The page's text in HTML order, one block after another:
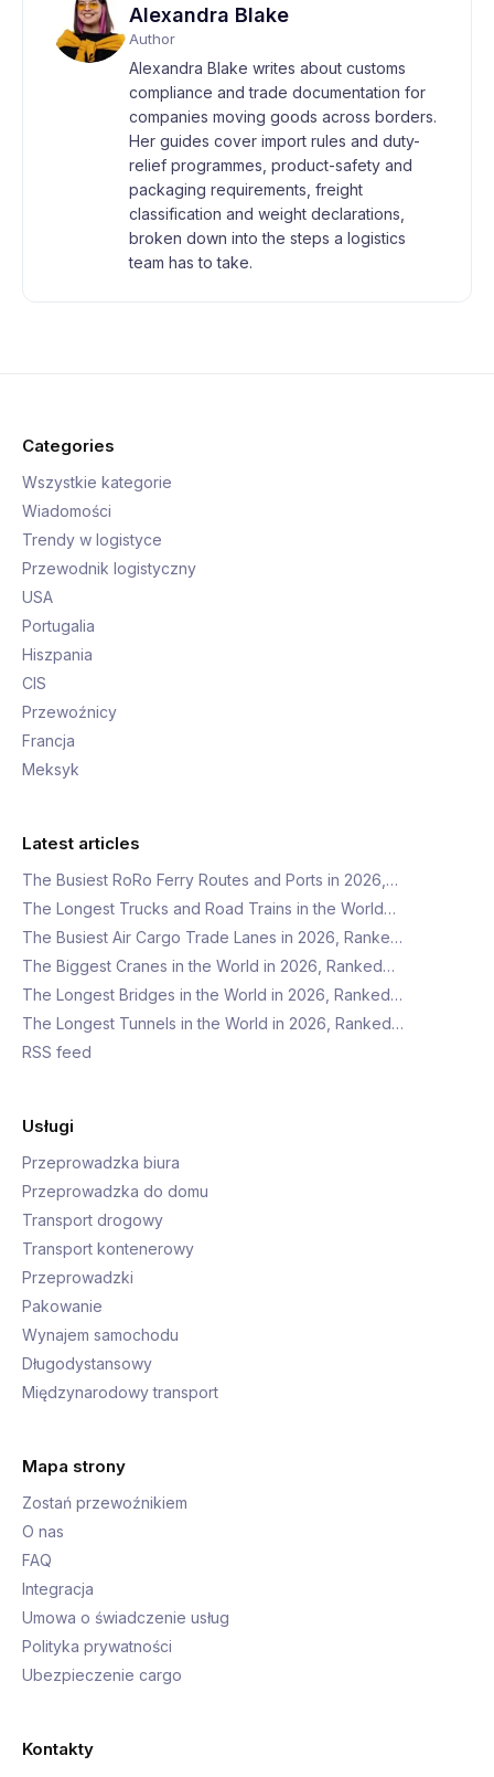
Alexandra Blake
Author
Alexandra Blake writes about customs
compliance and trade documentation for
companies moving goods across borders.
Her guides cover import rules and duty-
relief programmes, product-safety and
packaging requirements, freight
classification and weight declarations,
broken down into the steps a logistics
team has to take.
Categories
Wszystkie kategorie
Wiadomości
Trendy w logistyce
Przewodnik logistyczny
USA
Portugalia
Hiszpania
CIS
Przewoźnicy
Francja
Meksyk
Latest articles
The Busiest RoRo Ferry Routes and Ports in 2026,…
The Longest Trucks and Road Trains in the World…
The Busiest Air Cargo Trade Lanes in 2026, Ranke…
The Biggest Cranes in the World in 2026, Ranked…
The Longest Bridges in the World in 2026, Ranked…
The Longest Tunnels in the World in 2026, Ranked…
RSS feed
Usługi
Przeprowadzka biura
Przeprowadzka do domu
Transport drogowy
Transport kontenerowy
Przeprowadzki
Pakowanie
Wynajem samochodu
Długodystansowy
Międzynarodowy transport
Mapa strony
Zostań przewoźnikiem
O nas
FAQ
Integracja
Umowa o świadczenie usług
Polityka prywatności
Ubezpieczenie cargo
Kontakty